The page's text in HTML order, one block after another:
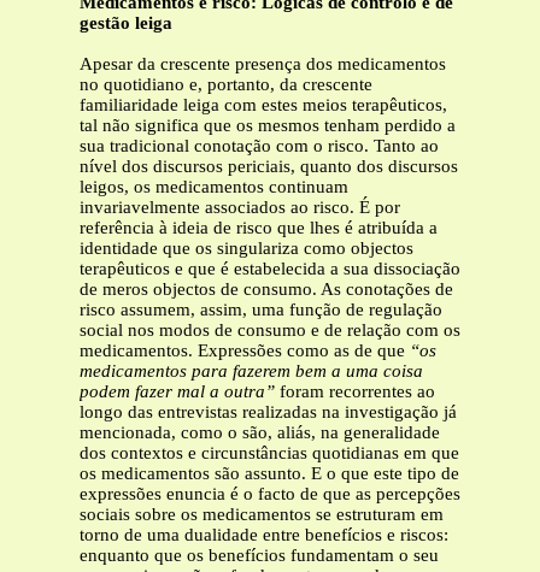
gestão leiga
Apesar da crescente presença dos medicamentos
no quotidiano e, portanto, da crescente
familiaridade leiga com estes meios terapêuticos,
tal não significa que os mesmos tenham perdido a
sua tradicional conotação com o risco. Tanto ao
nível dos discursos periciais, quanto dos discursos
leigos, os medicamentos continuam
invariavelmente associados ao risco. É por
referência à ideia de risco que lhes é atribuída a
identidade que os singulariza como objectos
terapêuticos e que é estabelecida a sua dissociação
de meros objectos de consumo. As conotações de
risco assumem, assim, uma função de regulação
social nos modos de consumo e de relação com os
medicamentos. Expressões como as de que “os
medicamentos para fazerem bem a uma coisa
podem fazer mal a outra” foram recorrentes ao
longo das entrevistas realizadas na investigação já
mencionada, como o são, aliás, na generalidade
dos contextos e circunstâncias quotidianas em que
os medicamentos são assunto. E o que este tipo de
expressões enuncia é o facto de que as percepções
sociais sobre os medicamentos se estruturam em
torno de uma dualidade entre benefícios e riscos:
enquanto que os benefícios fundamentam o seu